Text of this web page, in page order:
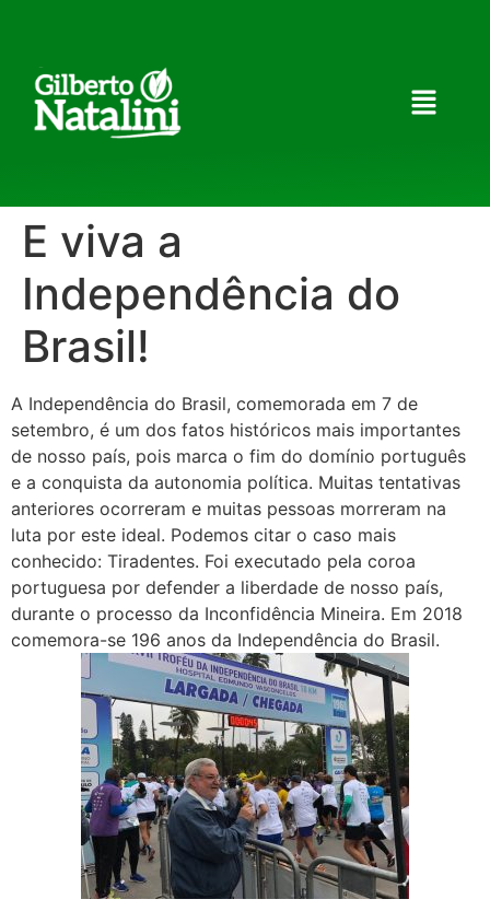
E viva a
Independência do
Brasil!
A Independência do Brasil, comemorada em 7 de
setembro, é um dos fatos históricos mais importantes
de nosso país, pois marca o fim do domínio português
e a conquista da autonomia política. Muitas tentativas
anteriores ocorreram e muitas pessoas morreram na
luta por este ideal. Podemos citar o caso mais
conhecido: Tiradentes. Foi executado pela coroa
portuguesa por defender a liberdade de nosso país,
durante o processo da Inconfidência Mineira. Em 2018
comemora-se 196 anos da Independência do Brasil.